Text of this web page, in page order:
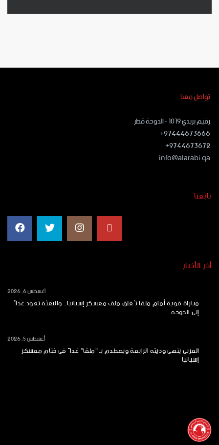
تواصل معنا
رقيم بريدي ١٠١٩ - الدوحة قطر
97444673666+
9744673672+
info@alarabi.qa
تابعنا
أخر الأخبار
مباراة قوية أمام ملقا تُغلق ملف معسكر إسبانيا.. والبعثة تعود غداً
إلى الدوحة
أغسطس 6, 2026
العربي ينهي وديته الرابعة ويصطدم بـ “ملقا” غداً في ختام معسكر
إسبانيا
أغسطس 5, 2026